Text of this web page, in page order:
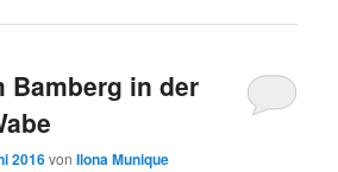
Bamberg in der
2016vonIlona Munique